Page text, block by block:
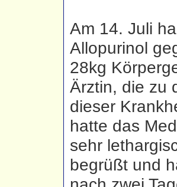
Am 14. Juli
Allopurinol
28kg
Ärztin, die zu
dieser
hatte das
sehr
begrüßt und